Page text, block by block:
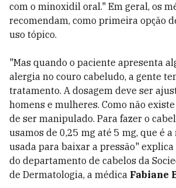
com o minoxidil oral." Em geral, os
recomendam, como primeira opção
uso tópico.
"Mas quando o paciente apresenta
alergia no couro cabeludo, a gente
tratamento. A dosagem deve ser
homens e mulheres. Como não
de ser manipulado. Para fazer o
usamos de 0,25 mg até 5 mg, que é
usada para baixar a pressão"
do departamento de cabelos da
de Dermatologia, a médica Fabiane